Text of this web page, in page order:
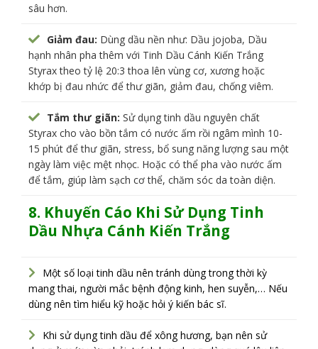
sâu hơn.
Giảm đau: Dùng dầu nền như: Dầu jojoba, Dầu
hạnh nhân pha thêm với Tinh Dầu Cánh Kiến Trắng
Styrax theo tỷ lệ 20:3 thoa lên vùng cơ, xương hoặc
khớp bị đau nhức để thư giãn, giảm đau, chống viêm.
Tắm thư giãn: Sử dụng tinh dầu nguyên chất
Styrax cho vào bồn tắm có nước ấm rồi ngâm mình 10-
15 phút để thư giãn, stress, bổ sung năng lượng sau một
ngày làm việc mệt nhọc. Hoặc có thể pha vào nước ấm
để tắm, giúp làm sạch cơ thể, chăm sóc da toàn diện.
8. Khuyến Cáo Khi Sử Dụng Tinh
Dầu Nhựa Cánh Kiến Trắng
Một số loại tinh dầu nên tránh dùng trong thời kỳ
mang thai, người mắc bệnh động kinh, hen suyễn,… Nếu
dùng nên tìm hiểu kỹ hoặc hỏi ý kiến bác sĩ.
Khi sử dụng tinh dầu để xông hương, bạn nên sử